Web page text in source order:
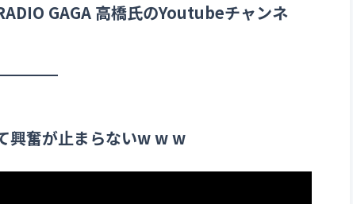
GAGA 高橋氏のYoutubeチャンネ
興奮が止まらないw w w